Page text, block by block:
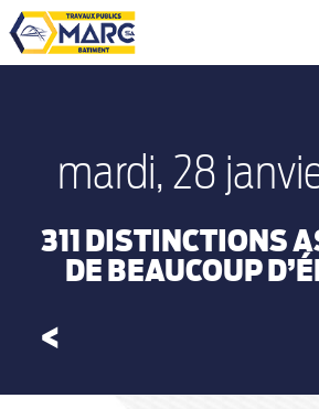
mardi, 28
311 DISTINCTIONS
DE BEAUCOUP
<